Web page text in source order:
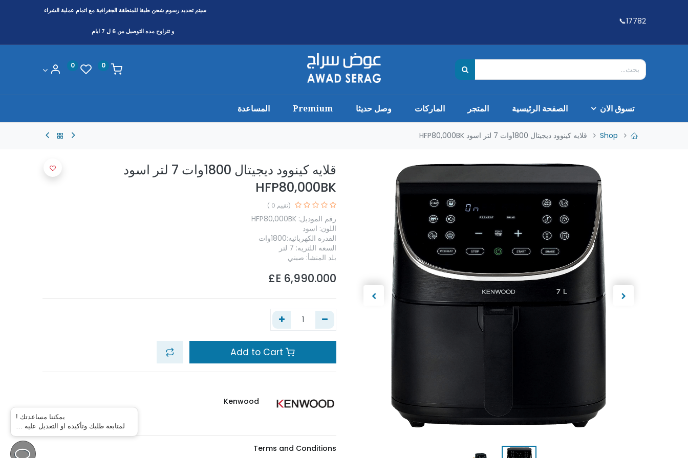
17782📞
سيتم تحديد رسوم شحن طبقاللمنطقةالجغرافية مع اتمام عملية الشراء
و تتراوح مده التوصيل من 6 ل 7 ايام
0
0
تسوق الان الصفحة الرئيسية المتجر الماركات وصل حديثا Premium المساعدة
Shop قلايه كينوود ديجيتال 1800وات 7 لتر اسود HFP80,000BK
قلايه كينوود ديجيتال 1800وات 7 لتر اسود
HFP80,000BK
(تقييم 0 )
رقم الموديل: HFP80,000BK
اللون: اسود
القدره الكهربائيه:1800وات
السعه اللتريه: 7 لتر
بلد المنشأ: صيني
6,990.000
Add to Cart
Kenwood
Terms and Conditions
يمكننا مساعدتك !
لمتابعة طلبك وتأكيده او التعديل عليه …